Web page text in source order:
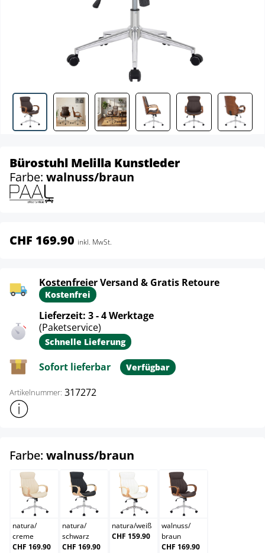
Bürostuhl Melilla Kunstleder
Farbe: walnuss/braun
CHF 169.90 inkl. MwSt.
Kostenfreier Versand & Gratis Retoure
Kostenfrei
Lieferzeit: 3 - 4 Werktage
(Paketservice)
Schnelle Lieferung
Sofort lieferbar Verfügbar
Artikelnummer: 317272
Weitere Produktinformationen anzeigen
Farbe: walnuss/braun
natura/creme
natura/
creme
CHF 169.90
natura/schwarz
natura/
schwarz
CHF 169.90
natura/weiß
natura/weiß
CHF 159.90
walnuss/braun
walnuss/
braun
CHF 169.90